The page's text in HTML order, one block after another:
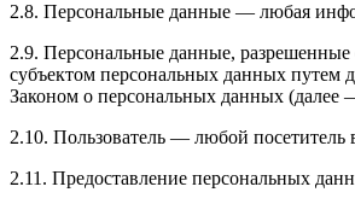
2.8. Персональные данные — любая
2.9. Персональные данные,
субъектом персональных данных путем
Законом о персональных данных (далее
2.10. Пользователь — любой посетитель
2.11. Предоставление персональных